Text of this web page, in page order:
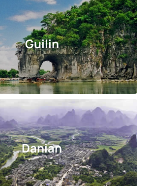
Guilin
Danian